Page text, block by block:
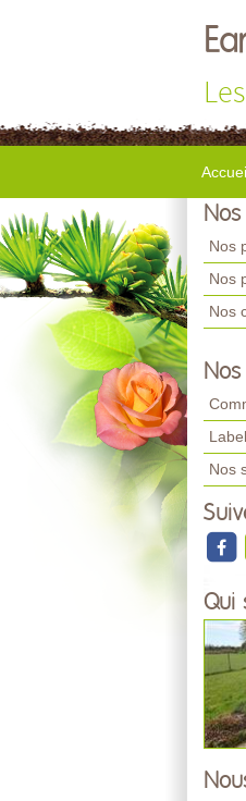
Les
Nos
Nos
Nos
Nos
Nos
Nos
Qui